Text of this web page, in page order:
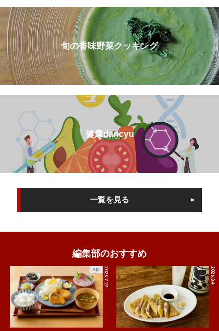
旬の香味野菜クッキング
健康dancyu
一覧を見る
編集部のおすすめ
2026.7.27
AD 2026.8.4